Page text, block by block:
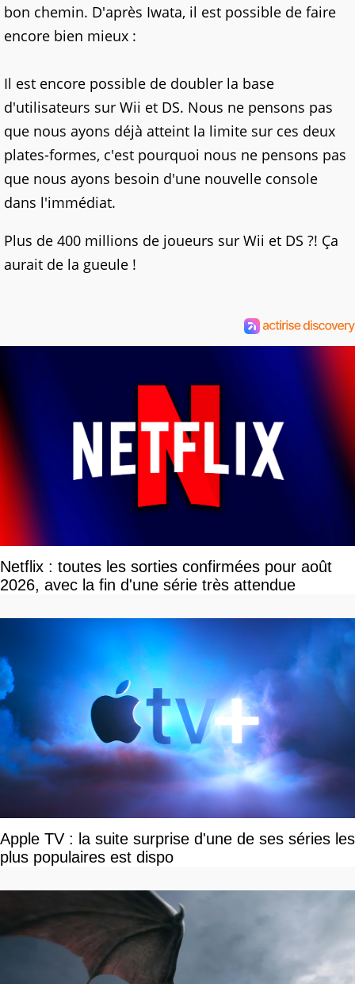
bon chemin. D'après Iwata, il est possible de faire
encore bien mieux :
Il est encore possible de doubler la base
d'utilisateurs sur Wii et DS. Nous ne pensons pas
que nous ayons déjà atteint la limite sur ces deux
plates-formes, c'est pourquoi nous ne pensons pas
que nous ayons besoin d'une nouvelle console
dans l'immédiat.
Plus de 400 millions de joueurs sur Wii et DS ?! Ça
aurait de la gueule !
Netflix : toutes les sorties confirmées pour août
2026, avec la fin d'une série très attendue
Apple TV : la suite surprise d'une de ses séries les
plus populaires est dispo